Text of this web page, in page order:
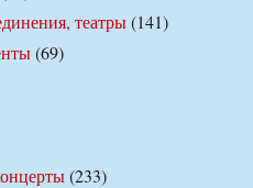
театры(141)
(69)
(233)